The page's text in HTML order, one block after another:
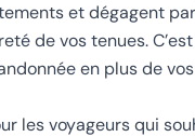
et dégagent
de vos tenues.
en plus de
les voyageurs qui